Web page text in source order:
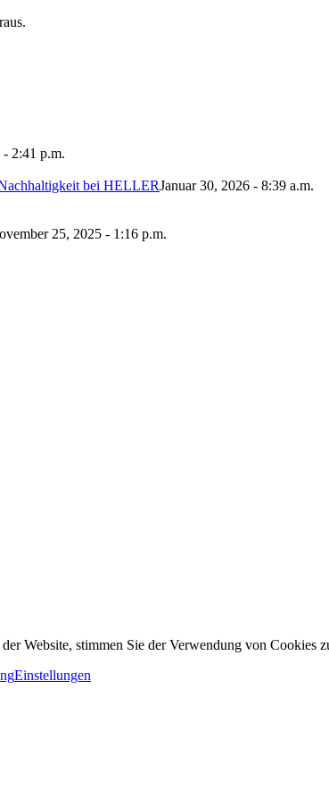
2:41 p.m.
bei HELLERJanuar 30, 2026 - 8:39 a.m.
25, 2025 - 1:16 p.m.
Website, stimmen Sie der Verwendung von Cookies
Einstellungen